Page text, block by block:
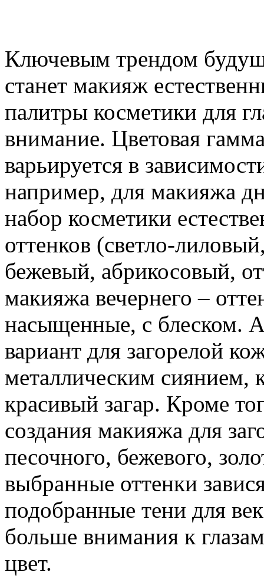
Ключевым трендом
станет макияж
палитры косметики для
внимание. Цветовая
варьируется в
например, для макияжа
набор косметики
оттенков (светло-
бежевый, абрикосовый,
макияжа вечернего –
насыщенные, с блеском.
вариант для загорелой
металлическим сиянием,
красивый загар. Кроме
создания макияжа для
песочного, бежевого,
выбранные оттенки
подобранные тени для
больше внимания к
цвет.